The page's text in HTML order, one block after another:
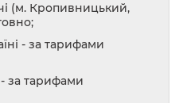
(м. Кропивницький,
- за тарифами
за тарифами